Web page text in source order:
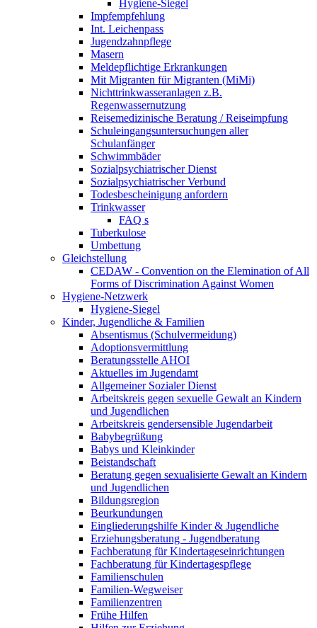
Hygiene-Siegel
Impfempfehlung
Int. Leichenpass
Jugendzahnpflege
Masern
Meldepflichtige Erkrankungen
Mit Migranten für Migranten (MiMi)
Nichttrinkwasseranlagen z.B.
Regenwassernutzung
Reisemedizinische Beratung / Reiseimpfung
Schuleingangsuntersuchungen aller
Schulanfänger
Schwimmbäder
Sozialpsychiatrischer Dienst
Sozialpsychiatrischer Verbund
Todesbescheinigung anfordern
Trinkwasser
FAQ s
Tuberkulose
Umbettung
Gleichstellung
CEDAW - Convention on the Elemination of All
Forms of Discrimination Against Women
Hygiene-Netzwerk
Hygiene-Siegel
Kinder, Jugendliche & Familien
Absentismus (Schulvermeidung)
Adoptionsvermittlung
Beratungsstelle AHOI
Aktuelles im Jugendamt
Allgemeiner Sozialer Dienst
Arbeitskreis gegen sexuelle Gewalt an Kindern
und Jugendlichen
Arbeitskreis gendersensible Jugendarbeit
Babybegrüßung
Babys und Kleinkinder
Beistandschaft
Beratung gegen sexualisierte Gewalt an Kindern
und Jugendlichen
Bildungsregion
Beurkundungen
Eingliederungshilfe Kinder & Jugendliche
Erziehungsberatung - Jugendberatung
Fachberatung für Kindertageseinrichtungen
Fachberatung für Kindertagespflege
Familienschulen
Familien-Wegweiser
Familienzentren
Frühe Hilfen